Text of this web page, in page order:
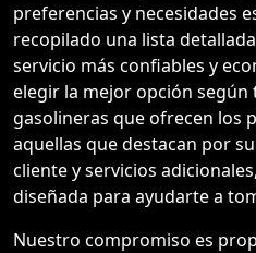
preferencias y necesidades
recopilado una lista
servicio más confiables y
elegir la mejor opción según
gasolineras que ofrecen los
aquellas que destacan por
cliente y servicios
diseñada para ayudarte a
Nuestro compromiso es